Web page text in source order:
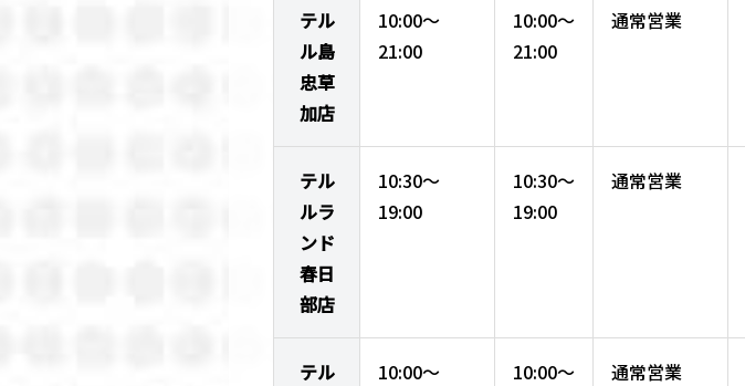
テル
ル島
忠草
加店
10:00～
21:00
10:00～
21:00
通常営業
テル
ルラ
ンド
春日
部店
10:30～
19:00
10:30～
19:00
通常営業
テル
10:00～
10:00～
通常営業